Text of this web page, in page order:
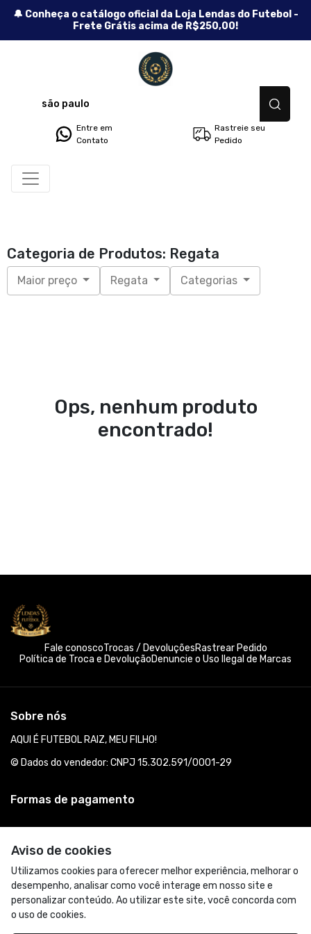
🔔 Conheça o catálogo oficial da Loja Lendas do Futebol -
Frete Grátis acima de R$250,00!
Entre em
Contato
Rastreie seu
Pedido
Categoria de Produtos: Regata
Maior preço Regata Categorias
Ops, nenhum produto
encontrado!
Aviso de cookies
Utilizamos cookies para oferecer melhor experiência, melhorar o
desempenho, analisar como você interage em nosso site e
personalizar conteúdo. Ao utilizar este site, você concorda com
o uso de cookies.
Fale conoscoTrocas / DevoluçõesRastrear Pedido
Política de Troca e DevoluçãoDenuncie o Uso Ilegal de Marcas
Sobre nós
AQUI É FUTEBOL RAIZ, MEU FILHO!
© Dados do vendedor: CNPJ 15.302.591/0001-29
Formas de pagamento